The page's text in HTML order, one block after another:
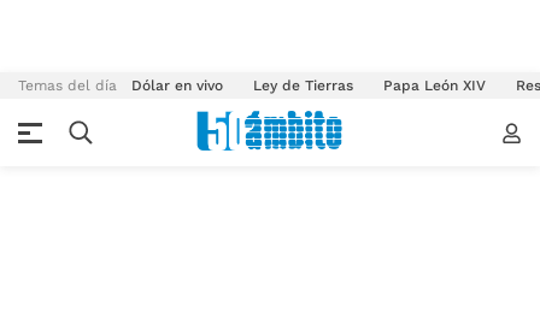
Temas del día Dólar en vivo Ley de Tierras Papa León XIV